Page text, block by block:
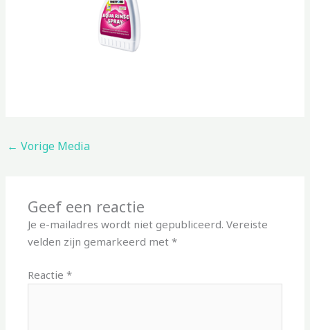
← Vorige Media
Geef een reactie
Je e-mailadres wordt niet gepubliceerd. Vereiste
velden zijn gemarkeerd met*
Reactie*